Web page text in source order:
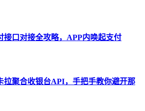
接口对接全攻略，APP内唤起支付
拉聚合收银台API，手把手教你避开那